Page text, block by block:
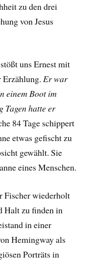
zu den drei
von Jesus
uns Ernest mit
Erzählung. Er war
einem Boot im
Tagen hatte er
84 Tage schippert
etwas gefischt zu
gewählt. Sie
eines Menschen.
Fischer wiederholt
Halt zu finden in
in einer
Hemingway als
Porträts in